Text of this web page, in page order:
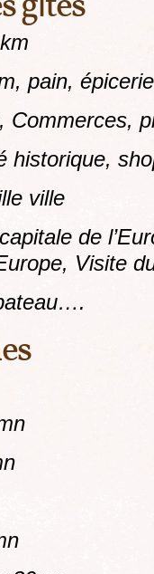
pain,
Commerces,
historique,
ville
de
Visite